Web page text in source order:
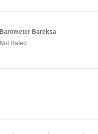
Barometer Bareksa
Not Rated